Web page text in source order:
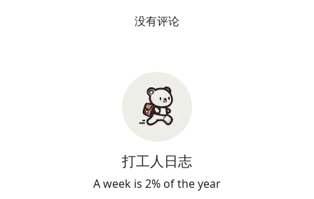
没有评论
打工人日志
A week is 2% of the year